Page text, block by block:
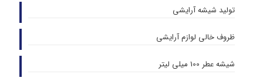
تولید شیشه آرایشی
ظروف خالی لوازم آرایشی
شیشه عطر 100 میلی لیتر